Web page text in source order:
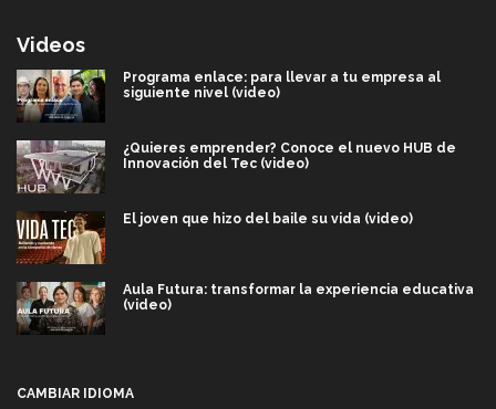
Videos
Programa enlace: para llevar a tu empresa al
siguiente nivel (video)
¿Quieres emprender? Conoce el nuevo HUB de
Innovación del Tec (video)
El joven que hizo del baile su vida (video)
Aula Futura: transformar la experiencia educativa
(video)
CAMBIAR IDIOMA